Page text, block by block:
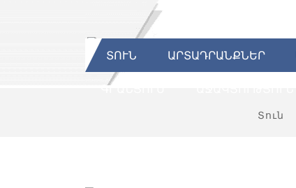
ՏՈՒՆ ԱՐՏԱԴՐԱՆՔՆԵՐ
ԳՐԱՆՑՈՒՄ
Տուն